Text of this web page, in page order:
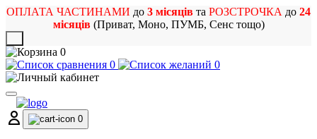
ОПЛАТА ЧАСТИНАМИ до 3 місяців та РОЗСТРОЧКА до 24
місяців(Приват, Моно, ПУМБ, Сенс тощо)
0
0
0
0